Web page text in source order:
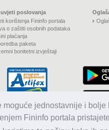
jednostavnije i
Fininfo portala
poslovanja
korištenja Fininfo portala
o zaštiti osobnih podataka
plaćanja
paketa
bonitetni izvještaji